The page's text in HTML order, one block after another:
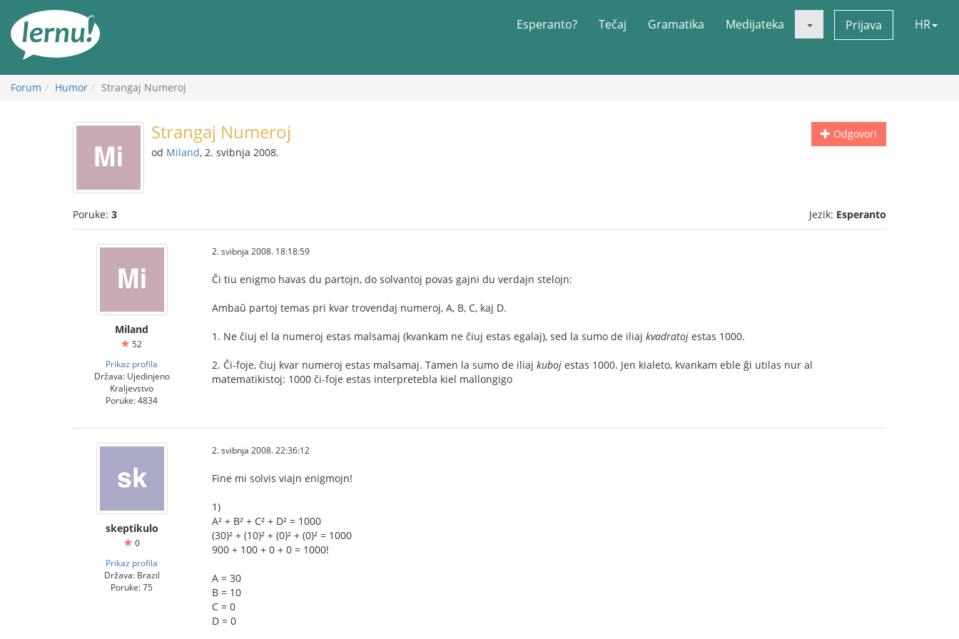
Esperanto? Tečaj Gramatika Medijateka Prijava HR
Forum Humor Strangaj Numeroj
Odgovori
Strangaj Numeroj
od Miland, 2. svibnja 2008.
Poruke: 3 Jezik: Esperanto
Miland
52
Prikaz profila
Država: Ujedinjeno
Kraljevstvo
Poruke: 4834
2. svibnja 2008. 18:18:59
Ĉi tiu enigmo havas du partojn, do solvantoj povas gajni du verdajn stelojn:
Ambaŭ partoj temas pri kvar trovendaj numeroj, A, B, C, kaj D.
1. Ne ĉiuj el la numeroj estas malsamaj (kvankam ne ĉiuj estas egalaj), sed la sumo de iliaj kvadratoj estas 1000.
2. Ĉi-foje, ĉiuj kvar numeroj estas malsamaj. Tamen la sumo de iliaj kuboj estas 1000. Jen kialeto, kvankam eble ĝi utilas nur al
matematikistoj: 1000 ĉi-foje estas interpretebla kiel mallongigo
skeptikulo
0
Prikaz profila
Država: Brazil
Poruke: 75
2. svibnja 2008. 22:36:12
Fine mi solvis viajn enigmojn!
1)
A² + B² + C² + D² = 1000
(30)² + (10)² + (0)² + (0)² = 1000
900 + 100 + 0 + 0 = 1000!
A = 30
B = 10
C = 0
D = 0